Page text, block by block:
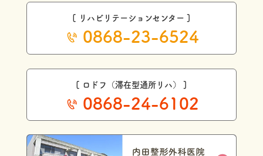
[ リハビリテーションセンター ]
0868-23-6524
[ ロドフ（滞在型通所リハ） ]
0868-24-6102